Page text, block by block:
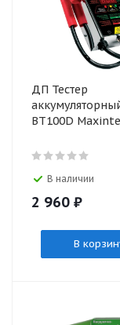
ДП Тестер
BT100D
В наличии
2 960 ₽
В